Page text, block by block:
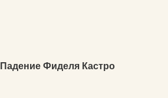
Падение Фиделя Кастро